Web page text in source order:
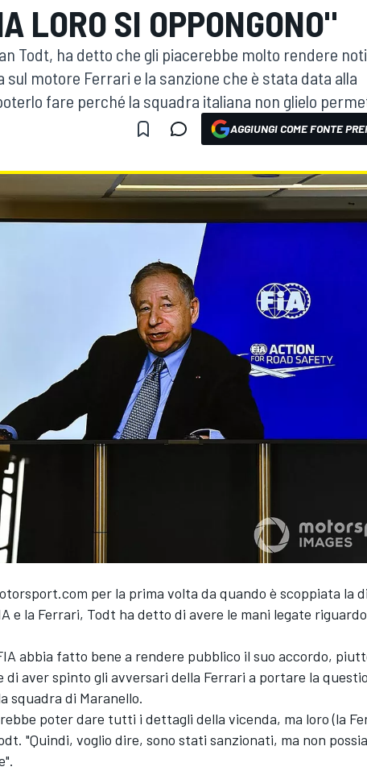
WECLORO SI OPPONGONO"
Todt, ha detto che gli piacerebbe molto rendere
motore Ferrari e la sanzione che è stata data alla
fare perché la squadra italiana non glielo
AGGIUNGI COME FONTE
per la prima volta da quando è scoppiata la
e la Ferrari, Todt ha detto di avere le mani legate
abbia fatto bene a rendere pubblico il suo accordo,
di aver spinto gli avversari della Ferrari a portare la
squadra di Maranello.
poter dare tutti i dettagli della vicenda, ma loro (la
"Quindi, voglio dire, sono stati sanzionati, ma non